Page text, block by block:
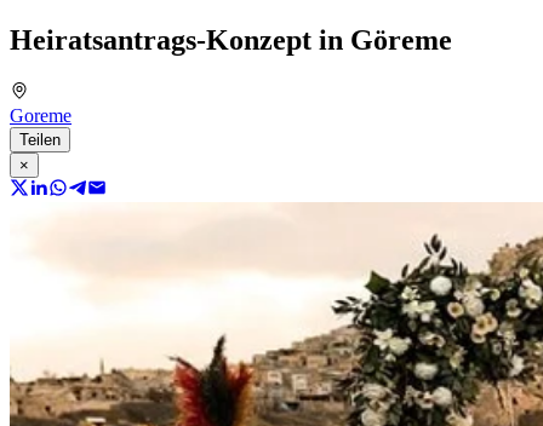
Heiratsantrags-Konzept in Göreme
Goreme
Teilen
×